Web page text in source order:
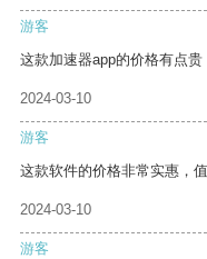
游客
这款加速器app的价格有点贵
2024-03-10
游客
这款软件的价格非常实惠，值
2024-03-10
游客